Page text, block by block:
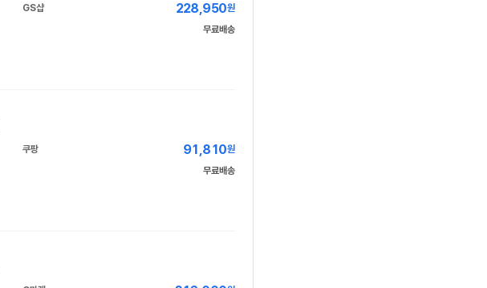
GS샵 228,950원
무료배송
쿠팡 91,810원
무료배송